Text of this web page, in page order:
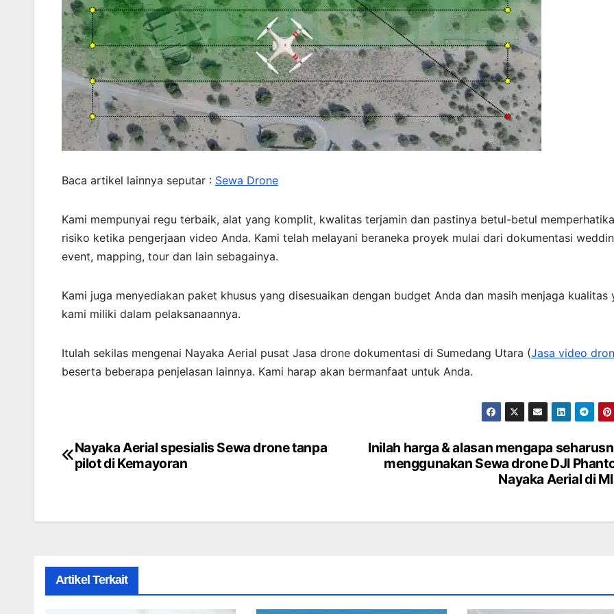
Baca artikel lainnya seputar : Sewa Drone
Kami mempunyai regu terbaik, alat yang komplit, kwalitas terjamin dan pastinya betul-betul
risiko ketika pengerjaan video Anda. Kami telah melayani beraneka proyek mulai dari dokumentasi
event, mapping, tour dan lain sebagainya.
Kami juga menyediakan paket khusus yang disesuaikan dengan budget Anda dan masih menjaga kualitas
kami miliki dalam pelaksanaannya.
Itulah sekilas mengenai Nayaka Aerial pusat Jasa drone dokumentasi di Sumedang Utara (Jasa video
beserta beberapa penjelasan lainnya. Kami harap akan bermanfaat untuk Anda.
Post
Inilah harga & alasan mengapa
menggunakan Sewa drone DJI
Nayaka Aerial di
Nayaka Aerial spesialis Sewa drone tanpa
pilot di Kemayoran
Artikel Terkait